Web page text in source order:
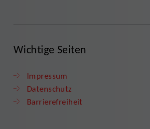
Wichtige Seiten
Impressum
Datenschutz
Barrierefreiheit